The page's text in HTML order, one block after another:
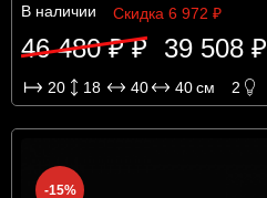
В наличии Скидка 6 972 ₽
46 480 ₽ ₽ 39 508 ₽
20 18 40 40см 2
-15%